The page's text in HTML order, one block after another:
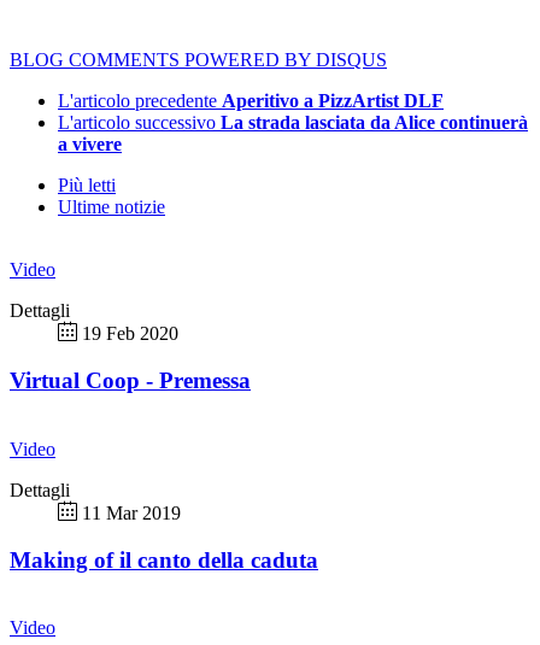
BLOG COMMENTS POWERED BY DISQUS
L'articolo precedente Aperitivo a PizzArtist DLF
L'articolo successivo La strada lasciata da Alice continuerà
a vivere
Più letti
Ultime notizie
Video
Dettagli
19 Feb 2020
Virtual Coop - Premessa
Video
Dettagli
11 Mar 2019
Making of il canto della caduta
Video